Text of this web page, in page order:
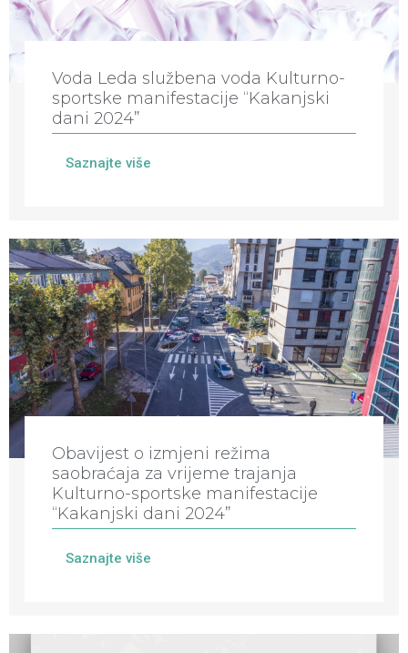
Voda Leda službena voda Kulturno-
sportske manifestacije “Kakanjski
dani 2024”
Saznajte više
Obavijest o izmjeni režima
saobraćaja za vrijeme trajanja
Kulturno-sportske manifestacije
“Kakanjski dani 2024”
Saznajte više